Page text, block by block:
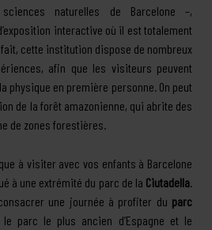
naturelles de Barcelone –,
interactive où il est totalement
cette institution dispose de nombreux
afin que les visiteurs peuvent
physique en première personne. On peut
de la forêt amazonienne, qui abrite des
de zones forestières.
à visiter avec vos enfants à Barcelone
à une extrémité du parc de la Ciutadella
une journée à profiter du parc
parc le plus ancien d’Espagne et le